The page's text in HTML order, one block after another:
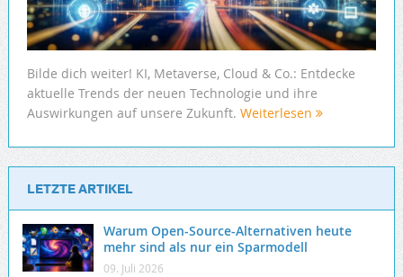
Bilde dich weiter! KI, Metaverse, Cloud & Co.: Entdecke
aktuelle Trends der neuen Technologie und ihre
Auswirkungen auf unsere Zukunft. Weiterlesen
LETZTE ARTIKEL
Warum Open-Source-Alternativen heute
mehr sind als nur ein Sparmodell
09. Juli 2026